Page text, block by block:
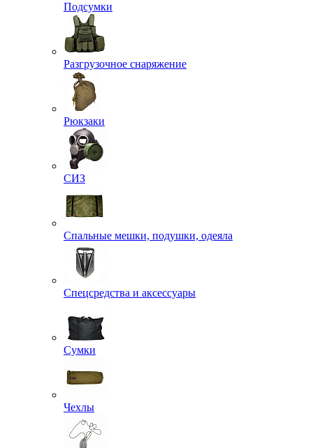
Подсумки
Разгрузочное снаряжение
Рюкзаки
СИЗ
Спальные мешки, подушки, одеяла
Спецсредства и аксессуары
Сумки
Чехлы